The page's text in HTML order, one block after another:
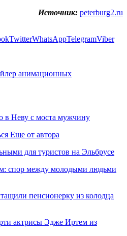
Источник: peterburg2.ru
TwitterWhatsAppTelegramViber
анимационных
в Неву с моста мужчину
Еще от автора
для туристов на Эльбрусе
спор между молодыми людьми
пенсионерку из колодца
актрисы Эдже Иртем из